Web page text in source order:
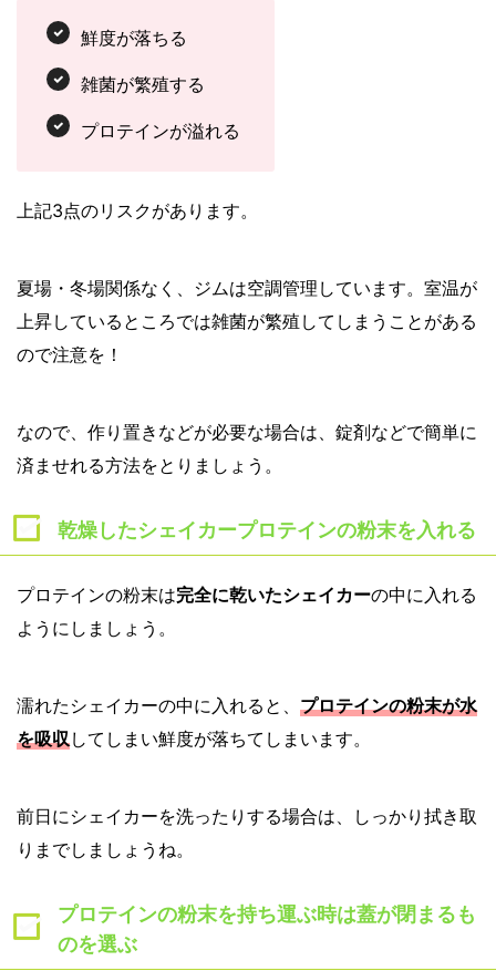
鮮度が落ちる
雑菌が繁殖する
プロテインが溢れる
上記3点のリスクがあります。
夏場・冬場関係なく、ジムは空調管理しています。室温が
上昇しているところでは雑菌が繁殖してしまうことがある
ので注意を！
なので、作り置きなどが必要な場合は、錠剤などで簡単に
済ませれる方法をとりましょう。
乾燥したシェイカープロテインの粉末を入れる
プロテインの粉末は完全に乾いたシェイカーの中に入れる
ようにしましょう。
濡れたシェイカーの中に入れると、 プロテインの粉末が水
を吸収してしまい鮮度が落ちてしまいます。
前日にシェイカーを洗ったりする場合は、しっかり拭き取
りまでしましょうね。
プロテインの粉末を持ち運ぶ時は蓋が閉まるも
のを選ぶ